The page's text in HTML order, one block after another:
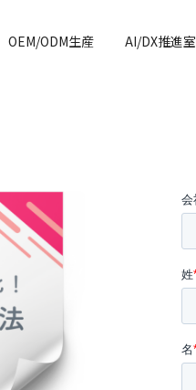
OEM/ODM生産 AI/DX推進室